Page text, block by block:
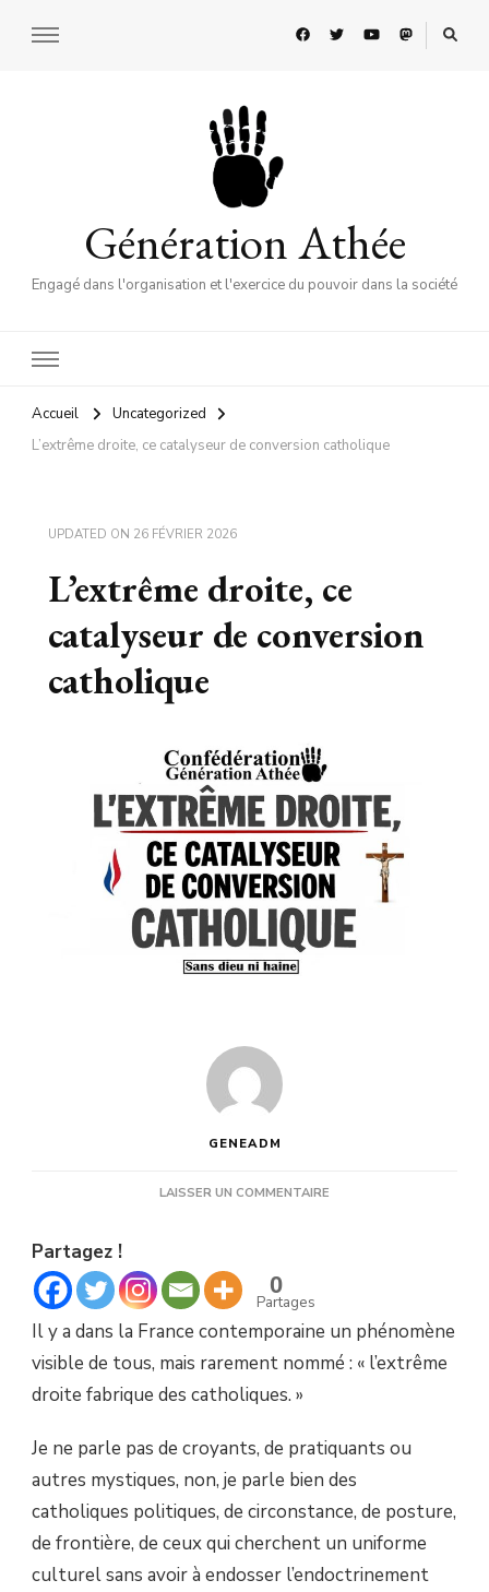
Génération Athée
Engagé dans l'organisation et l'exercice du pouvoir dans la société
Accueil
Uncategorized
L’extrême droite, ce catalyseur de conversion catholique
UPDATED ON 26 FÉVRIER 2026
L’extrême droite, ce
catalyseur de conversion
catholique
GENEADM
LAISSER UN COMMENTAIRE
CATHOLIQUE
Partagez !
0
Partages
Il y a dans la France contemporaine un phénomène
visible de tous, mais rarement nommé : « l’extrême
droite fabrique des catholiques. »
Je ne parle pas de croyants, de pratiquants ou
autres mystiques, non, je parle bien des
catholiques politiques, de circonstance, de posture,
de frontière, de ceux qui cherchent un uniforme
culturel sans avoir à endosser l’endoctrinement